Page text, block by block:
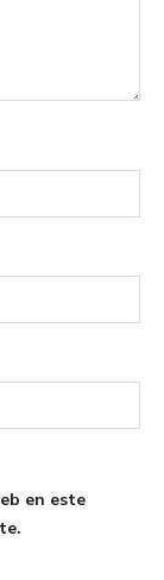
en este